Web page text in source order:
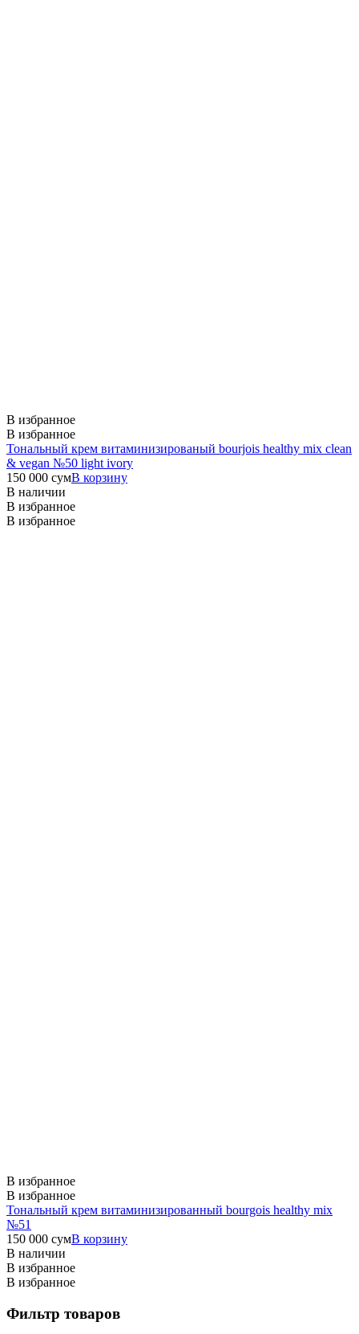
В избранное
В избранное
Тональный крем витаминизированый bourjois healthy mix clean
& vegan №50 light ivory
150 000 сумВ корзину
В наличии
В избранное
В избранное
В избранное
В избранное
Тональный крем витаминизированный bourgois healthy mix
№51
150 000 сумВ корзину
В наличии
В избранное
В избранное
Фильтр товаров